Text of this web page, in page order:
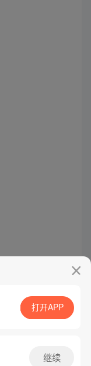
打开APP
继续
5